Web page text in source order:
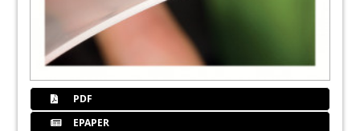
PDF
EPAPER